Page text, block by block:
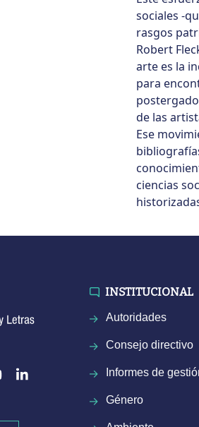
sociales -
rasgos
Robert
arte es la
para
de las
Ese
ciencias
INSTITUCIONAL
Autoridades
Consejo directivo
Informes de
Género